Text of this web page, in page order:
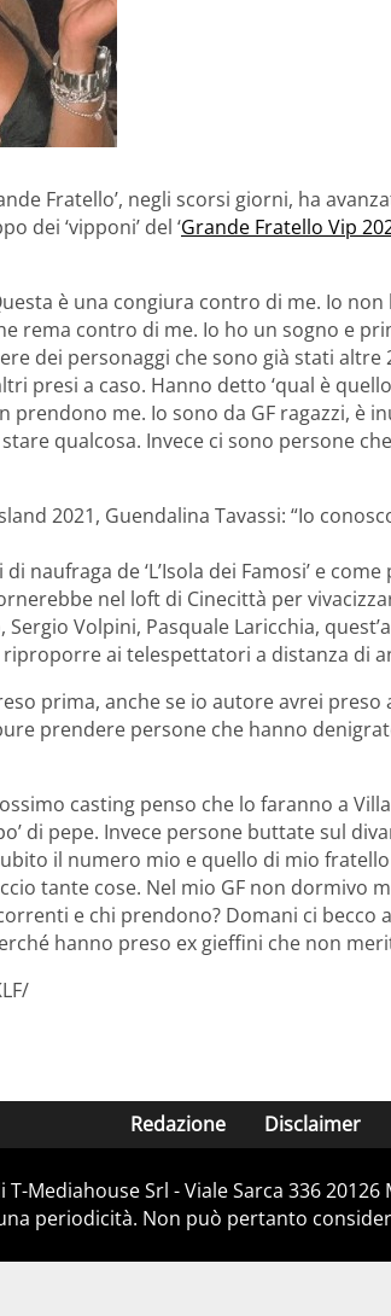
Fratello’, negli scorsi giorni, ha
dei ‘vipponi’ del ‘Grande Fratello Vip
è una congiura contro di me. Io
rema contro di me. Io ho un sogno e
dei personaggi che sono già stati altre
presi a caso. Hanno detto ‘qual è
prendono me. Io sono da GF ragazzi, è
qualcosa. Invece ci sono persone
2021, Guendalina Tavassi: “Io
naufraga de ‘L’Isola dei Famosi’ e
nel loft di Cinecittà per
Volpini, Pasquale Laricchia,
riproporre ai telespettatori a distanza di
prima, anche se io autore avrei
prendere persone che hanno
casting penso che lo faranno a
di pepe. Invece persone buttate sul
il numero mio e quello di mio
tante cose. Nel mio GF non dormivo
e chi prendono? Domani ci becco
hanno preso ex gieffini che non
Redazione Disclaimer
Mediahouse Srl - Viale Sarca 336
periodicità. Non può pertanto